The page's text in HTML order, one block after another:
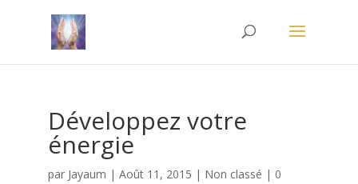
Développez votre
énergie
par Jayaum | Août 11, 2015 | Non classé | 0